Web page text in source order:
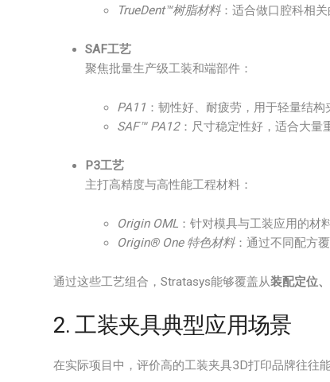
TrueDent™树脂材料：适合做口腔科相关
SAF工艺
聚焦批量生产级工装和端部件：
PA11 ：韧性好、耐疲劳，用于轻量结构
SAF™ PA12：尺寸稳定性好，适合大量
P3工艺
主打高精度与高性能工程材料：
Origin OML ：针对模具与工装应用的材
Origin® One 特色材料：通过不同配方
通过这些工艺组合，Stratasys能够覆盖从装配定位
2. 工装夹具典型应用场景
在实际项目中，评价高的工装夹具3D打印品牌往往